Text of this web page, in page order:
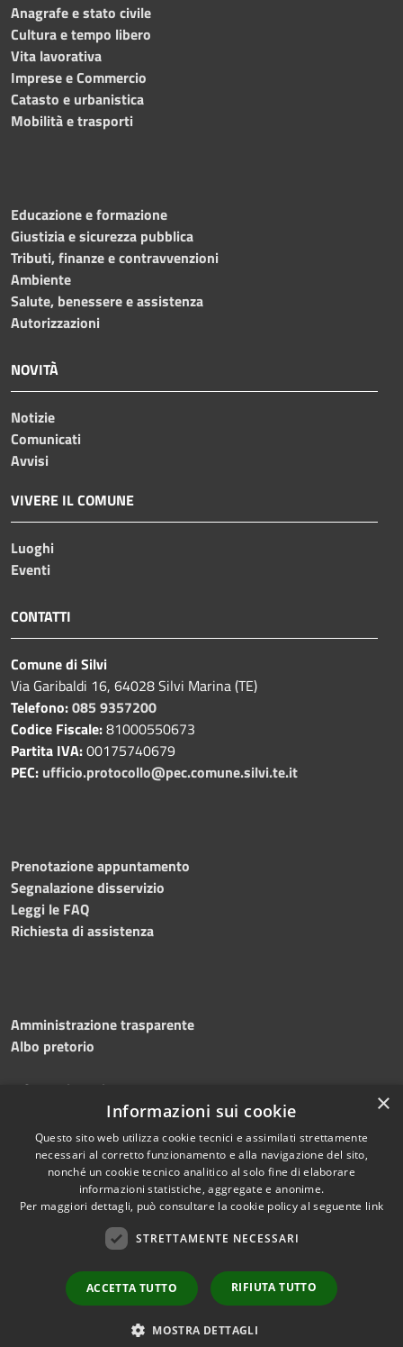
Anagrafe e stato civile
Cultura e tempo libero
Vita lavorativa
Imprese e Commercio
Catasto e urbanistica
Mobilità e trasporti
Educazione e formazione
Giustizia e sicurezza pubblica
Tributi, finanze e contravvenzioni
Ambiente
Salute, benessere e assistenza
Autorizzazioni
NOVITÀ
Notizie
Comunicati
Avvisi
VIVERE IL COMUNE
Luoghi
Eventi
CONTATTI
Comune di Silvi
Via Garibaldi 16, 64028 Silvi Marina (TE)
Telefono:085 9357200
Codice Fiscale:81000550673
Partita IVA:00175740679
PEC: ufficio.protocollo@pec.comune.silvi.te.it
Prenotazione appuntamento
Segnalazione disservizio
Leggi le FAQ
Richiesta di assistenza
Amministrazione trasparente
Albo pretorio
Informativa privacy
Dichiarazione di accessibilità
Mappa del sito
Copyright © 2026 • Comune di
Silvi • Powered by
redazione
×
Informazioni sui cookie
Questo sito web utilizza cookie tecnici e assimilati strettamente
necessari al corretto funzionamento e alla navigazione del sito,
nonché un cookie tecnico analitico al solo fine di elaborare
informazioni statistiche, aggregate e anonime.
Per maggiori dettagli, può consultare la cookie policy al seguente link
STRETTAMENTE NECESSARI
ACCETTA TUTTO RIFIUTA TUTTO
MOSTRA DETTAGLI